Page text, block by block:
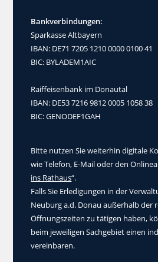
Bankverbindungen:
Sparkasse Altbayern
IBAN: DE71 7205 1210 0000 0100 41
BIC: BYLADEM1AIC
Raiffeisenbank im Donautal
IBAN: DE53 7216 9812 0005 1058 38
BIC: GENODEF1GAH
Bitte nutzen Sie weiterhin digitale
wie Telefon, E-Mail oder den
ins Rathaus“.
Falls Sie Erledigungen in der
Neuburg a.d. Donau außerhalb der
Öffnungszeiten zu tätigen haben,
beim jeweiligen Sachgebiet einen
vereinbaren.